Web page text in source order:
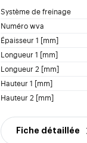
Système de freinage
Numéro wva
Épaisseur 1 [mm]
Longueur 1 [mm]
Longueur 2 [mm]
Hauteur 1 [mm]
Hauteur 2 [mm]
Fiche détaillée